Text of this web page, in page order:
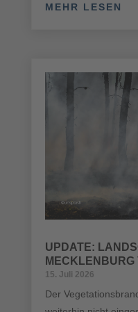
MEHR LESEN
UPDATE:
MECKLENBURG
15. Juli 2026
Der